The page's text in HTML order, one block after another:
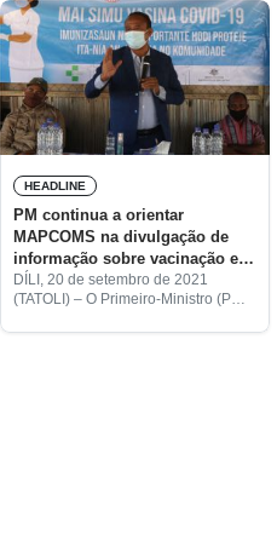
HEADLINE
PM continua a orientar
MAPCOMS na divulgação de
informação sobre vacinação em
municípios
DÍLI, 20 de setembro de 2021
(TATOLI) – O Primeiro-Ministro (PM),